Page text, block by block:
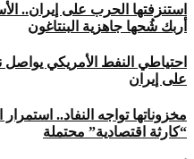
استنزفتها الحرب على إيران..
أربك شُحها جاهزية البنتاغون
احتياطي النفط الأمريكي
على إيران
مخزوناتها تواجه النفاد..
“كارثة اقتصادية” محتملة